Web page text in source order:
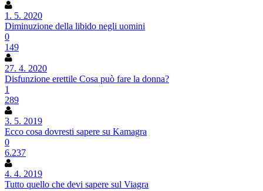
1. 5. 2020
Diminuzione della libido negli uomini
0
149
27. 4. 2020
Disfunzione erettile Cosa può fare la donna?
1
289
3. 5. 2019
Ecco cosa dovresti sapere su Kamagra
0
6.237
4. 4. 2019
Tutto quello che devi sapere sul Viagra